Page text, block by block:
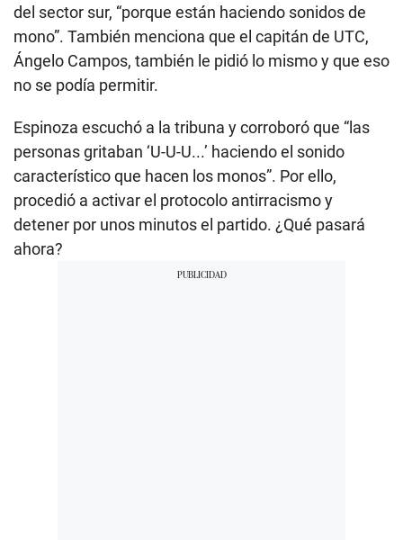
del sector sur, “porque están haciendo sonidos de
mono”. También menciona que el capitán de UTC,
Ángelo Campos, también le pidió lo mismo y que eso
no se podía permitir.
Espinoza escuchó a la tribuna y corroboró que “las
personas gritaban ‘U-U-U...’ haciendo el sonido
característico que hacen los monos”. Por ello,
procedió a activar el protocolo antirracismo y
detener por unos minutos el partido. ¿Qué pasará
ahora?